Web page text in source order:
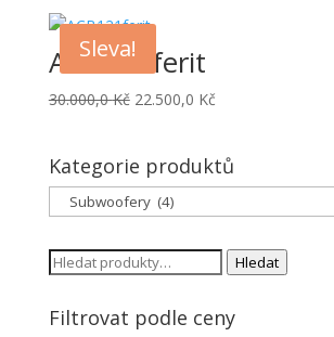
25.000,0 Kč.
Sleva!
ACB121ferit
30.000,0Kč Původní
30.000,0 Kč.
22.500,0 KčAktuální
22.500,0 Kč.
Kategorie produktů
Hledat: Hledat
Filtrovat podle ceny